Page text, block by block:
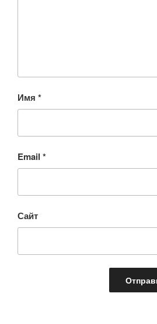
Имя *
Email *
Сайт